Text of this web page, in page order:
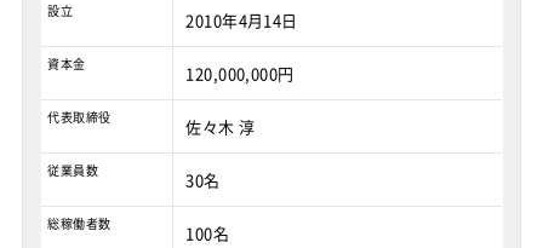
設立 2010年4月14日
資本金 120,000,000円
代表取締役 佐々木 淳
従業員数 30名
総稼働者数 100名